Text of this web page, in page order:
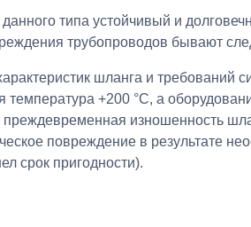
типа устойчивый и
трубопроводов бывают
шланга и
температура +200 °C, а
преждевременная изношенность
повреждение в результате
срок пригодности).